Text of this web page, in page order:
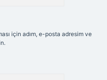
için adım, e-posta adresim ve